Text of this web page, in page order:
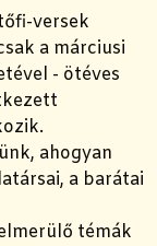
versek
a márciusi
- ötéves
ahogyan
a barátai
témák